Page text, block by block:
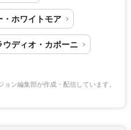
・ホワイトモア
ウディオ・カポーニ
ン編集部が作成・配信しています。